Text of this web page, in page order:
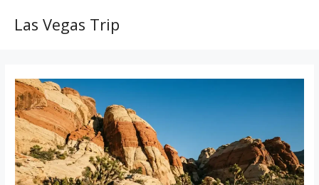
contenu
Las Vegas Trip